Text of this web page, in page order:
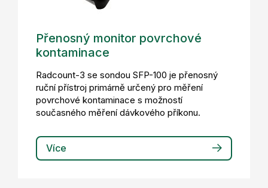
Přenosný monitor povrchové
kontaminace
Radcount-3 se sondou SFP-100 je přenosný
ruční přístroj primárně určený pro měření
povrchové kontaminace s možností
současného měření dávkového příkonu.
Více